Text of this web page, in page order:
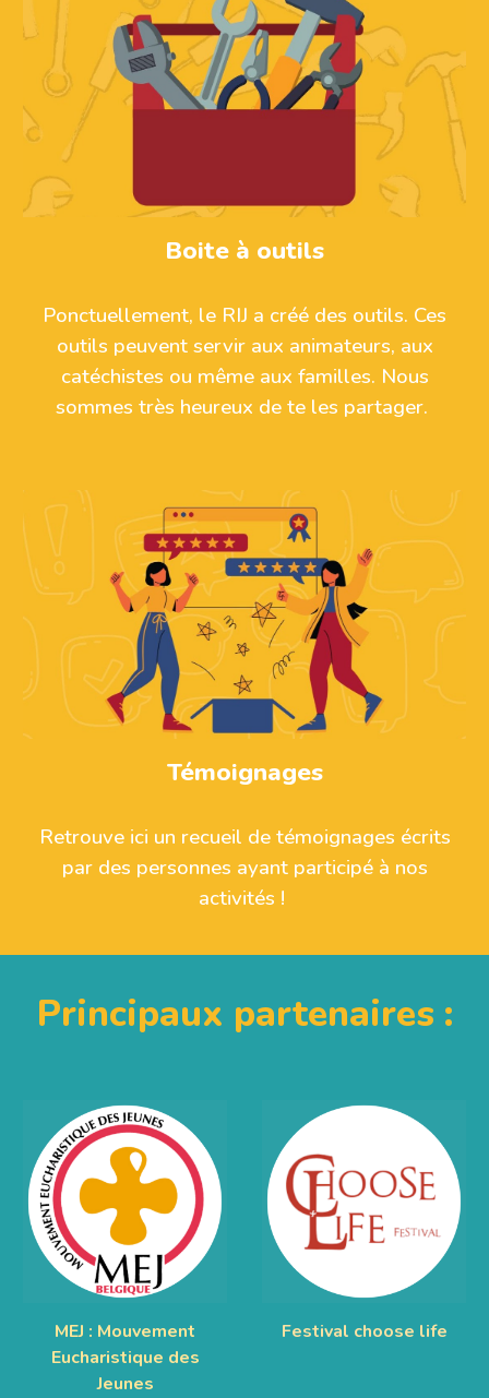
Boite à outils
Ponctuellement, le RIJ a créé des outils. Ces
outils peuvent servir aux animateurs, aux
catéchistes ou même aux familles. Nous
sommes très heureux de te les partager.
Témoignages
Retrouve ici un recueil de témoignages écrits
par des personnes ayant participé à nos
activités !
Principaux partenaires :
MEJ : Mouvement
Eucharistique des
Jeunes
Festival choose life